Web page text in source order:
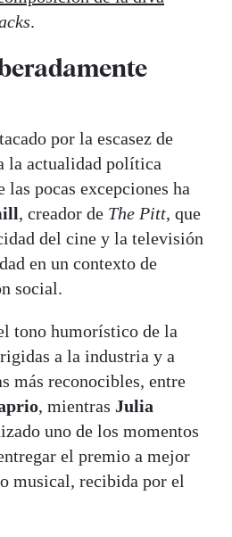
.
por la escasez de
la actualidad política
pocas excepciones ha
, creador de The Pitt, que
del cine y la televisión
en un contexto de
social.
tono humorístico de la
a la industria y a
más reconocibles, entre
, mientras Julia
uno de los momentos
el premio a mejor
musical, recibida por el